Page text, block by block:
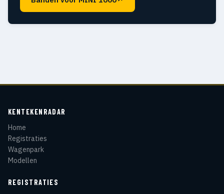
KENTEKENRADAR
Home
Registraties
Wagenpark
Modellen
REGISTRATIES